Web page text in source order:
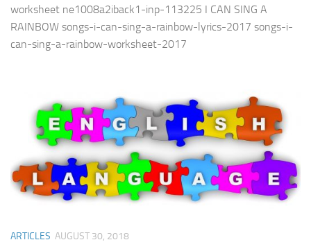
worksheet ne1008a2iback1-inp-113225 I CAN SING A
RAINBOW songs-i-can-sing-a-rainbow-lyrics-2017 songs-i-
can-sing-a-rainbow-worksheet-2017
ARTICLES AUGUST 30, 2018